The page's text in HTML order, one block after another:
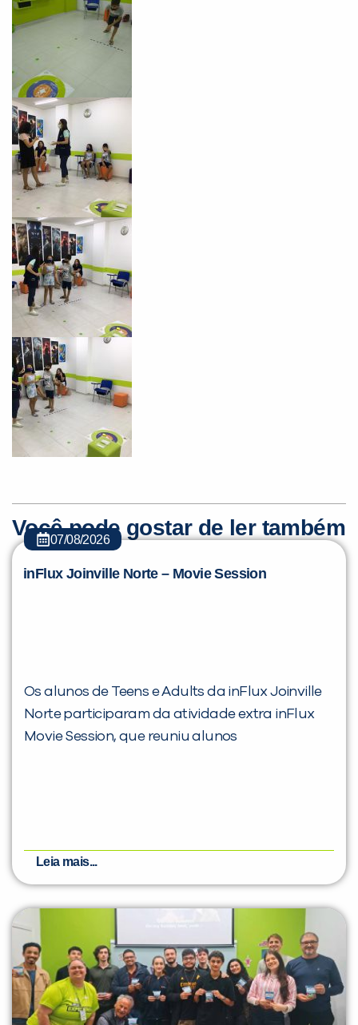
Você pode gostar de ler também
07/08/2026
inFlux Joinville Norte – Movie Session
Os alunos de Teens e Adults da inFlux Joinville
Norte participaram da atividade extra inFlux
Movie Session, que reuniu alunos
Leia mais...